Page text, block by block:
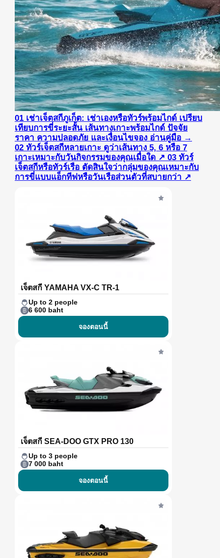
01 เช่าเจ็ตสกีภูเก็ต: เช่าเองหรือทัวร์พร้อมไกด์ เปรียบ
เทียบการขี่ระยะสั้น เส้นทางเกาะพร้อมไกด์ ปัจจัย
ราคา ความปลอดภัย และเงื่อนไขจอง อ่านคู่มือ →
02 ทัวร์เจ็ตสกีหลายเกาะ ดูว่าเส้นทาง 5, 6 หรือ 7
เกาะเหมาะกับวันกิจกรรมของคุณเมื่อใด ↗ 03 ทัวร์
เจ็ตสกีหรือทัวร์เรือ ตัดสินใจว่ากลุ่มของคุณเหมาะกับ
การขี่แบบแอ็กทีฟหรือวันเรือส่วนตัวที่สบายกว่า ↗
เจ็ตสกี YAMAHA VX-C TR-1
Up to 2 people
6 600 baht
จองตอนนี้
เจ็ตสกี SEA-DOO GTX PRO 130
Up to 3 people
7 000 baht
จองตอนนี้